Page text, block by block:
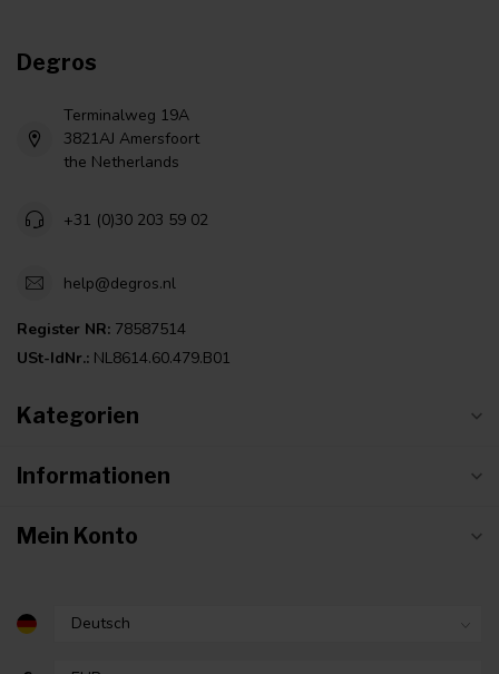
Degros
Terminalweg 19A
3821AJ Amersfoort
the Netherlands
+31 (0)30 203 59 02
help@degros.nl
Register NR: 78587514
USt-IdNr.: NL8614.60.479.B01
Kategorien
Informationen
Mein Konto